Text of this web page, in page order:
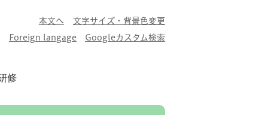
本文へ
文字サイズ・背景色変更
Foreign langage
Googleカスタム検索
修